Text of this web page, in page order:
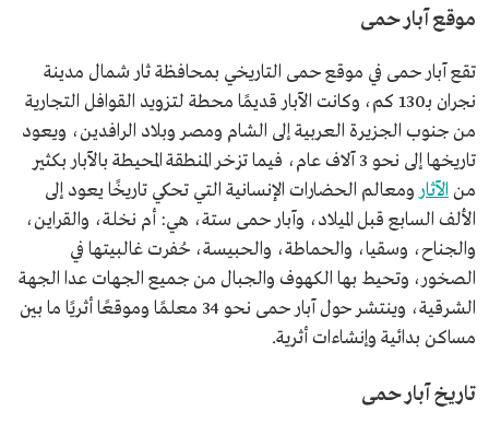
موقع آبار حمى
تقع آبار حمى في موقع حمى التاريخي بمحافظة ثار شمال مدينة
نجران بـ130 كم، وكانت الآبار قديمًا محطة لتزويد القوافل التجارية
من جنوب الجزيرة العربية إلى الشام ومصر وبلاد الرافدين، ويعود
تاريخها إلى نحو 3 آلاف عام، فيما تزخر المنطقة المحيطة بالآبار بكثير
من الآثار ومعالم الحضارات الإنسانية التي تحكي تاريخًا يعود إلى
الألف السابع قبل الميلاد، وآبار حمى ستة، هي: أم نخلة، والقراين،
والجناح، وسقيا، والحماطة، والحبيسة، حُفرت غالبيتها في
الصخور، وتحيط بها الكهوف والجبال من جميع الجهات عدا الجهة
الشرقية، وينتشر حول آبار حمى نحو 34 معلمًا وموقعًا أثريًا ما بين
مساكن بدائية وإنشاءات أثرية.
تاريخ آبار حمى